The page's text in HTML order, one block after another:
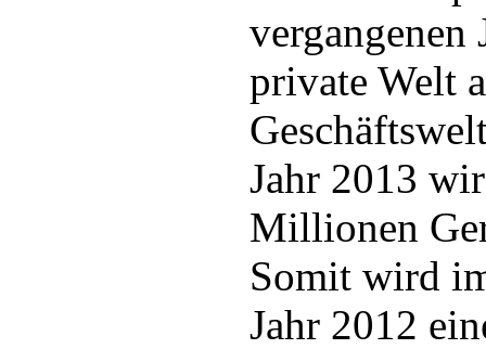
vergangenen
private Welt
Jahr 2013
Millionen
Somit wird
Jahr 2012